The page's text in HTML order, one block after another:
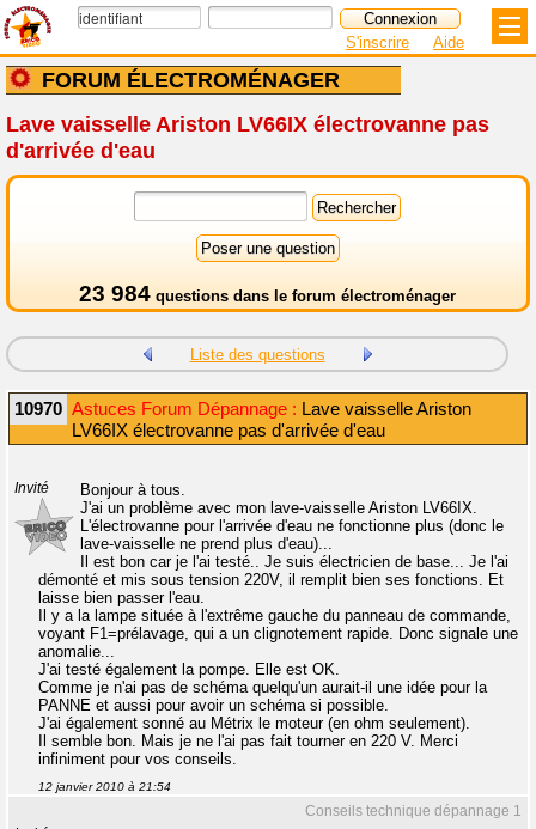
FORUM ÉLECTROMÉNAGER
S'inscrire Aide
Lave vaisselle Ariston LV66IX électrovanne pas
d'arrivée d'eau
23 984 questions dans le forum électroménager
Liste des questions
10970 Astuces Forum Dépannage : Lave vaisselle Ariston
LV66IX électrovanne pas d'arrivée d'eau
Invité
Bonjour à tous.
J'ai un problème avec mon lave-vaisselle Ariston LV66IX.
L'électrovanne pour l'arrivée d'eau ne fonctionne plus (donc le
lave-vaisselle ne prend plus d'eau)...
Il est bon car je l'ai testé.. Je suis électricien de base... Je l'ai
démonté et mis sous tension 220V, il remplit bien ses fonctions. Et
laisse bien passer l'eau.
Il y a la lampe située à l'extrême gauche du panneau de commande,
voyant F1=prélavage, qui a un clignotement rapide. Donc signale une
anomalie...
J'ai testé également la pompe. Elle est OK.
Comme je n'ai pas de schéma quelqu'un aurait-il une idée pour la
PANNE et aussi pour avoir un schéma si possible.
J'ai également sonné au Métrix le moteur (en ohm seulement).
Il semble bon. Mais je ne l'ai pas fait tourner en 220 V. Merci
infiniment pour vos conseils.
12 janvier 2010 à 21:54
Conseils technique dépannage 1